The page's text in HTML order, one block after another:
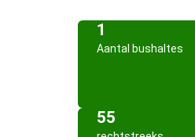
1
Aantal bushaltes
55